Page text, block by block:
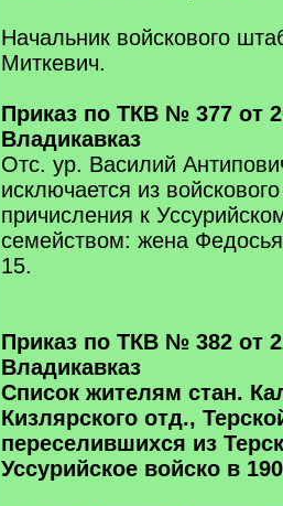
Начальник войскового
Миткевич.
Приказ по ТКВ № 377 от
Владикавказ
Отс. ур. Василий
исключается из
причисления к
семейством: жена
15.
Приказ по ТКВ № 382 от
Владикавказ
Список жителям стан.
Кизлярского отд.,
переселившихся из
Уссурийское войско в